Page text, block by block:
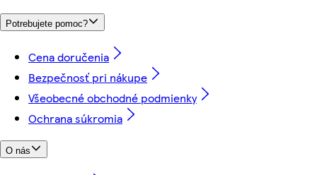
Potrebujete pomoc?
Cena doručenia
Bezpečnosť pri nákupe
Všeobecné obchodné podmienky
Ochrana súkromia
O nás